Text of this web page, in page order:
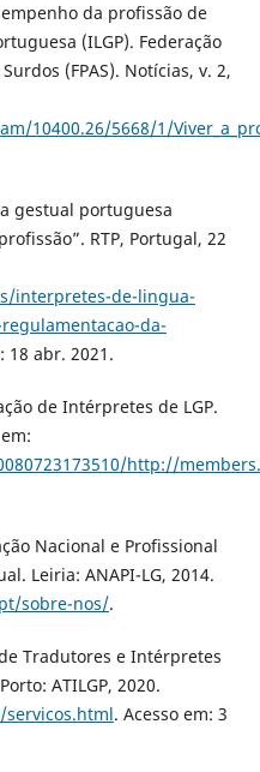
da profissão de
(ILGP). Federação
(FPAS). Notícias, v. 2,
10400.26/5668/1/
gestual portuguesa
RTP, Portugal, 22
interpretes-de-lingua-
da-
18 abr. 2021.
de Intérpretes de LGP.
http://
Nacional e Profissional
Leiria: ANAPI-LG, 2014.
sobre-nos/.
de Tradutores e Intérpretes
ATILGP, 2020.
. Acesso em: 3